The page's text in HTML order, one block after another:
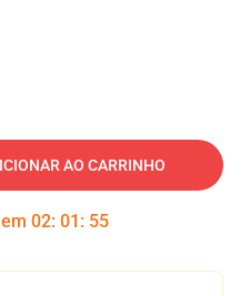
AO CARRINHO
02: 01 : 54